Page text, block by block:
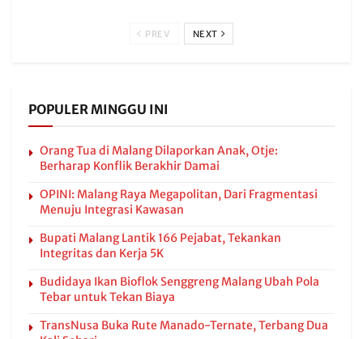
PREV NEXT
POPULER MINGGU INI
Orang Tua di Malang Dilaporkan Anak, Otje:
Berharap Konflik Berakhir Damai
OPINI: Malang Raya Megapolitan, Dari Fragmentasi
Menuju Integrasi Kawasan
Bupati Malang Lantik 166 Pejabat, Tekankan
Integritas dan Kerja 5K
Budidaya Ikan Bioflok Senggreng Malang Ubah Pola
Tebar untuk Tekan Biaya
TransNusa Buka Rute Manado-Ternate, Terbang Dua